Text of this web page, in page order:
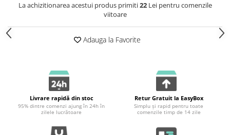
La achizitionarea acestui produs primiti22Lei pentru comenzile
viitoare
Adauga la Favorite
Livrare rapidă din stoc
95% dintre comenzi ajung în 24h în
zilele lucrătoare
Retur Gratuit la EasyBox
Simplu și rapid pentru toate
comenzile timp de 14 zile